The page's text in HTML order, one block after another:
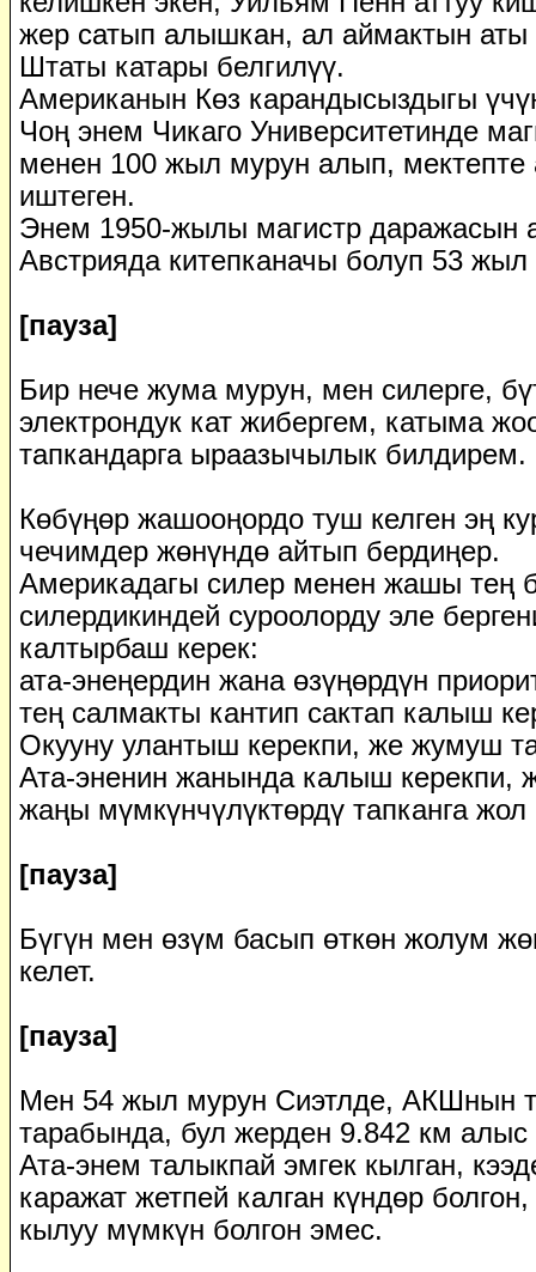
жер сатып алышкан, ал аймактын аты
Штаты катары белгилүү.
Американын Көз карандысыздыгы
Чоң энем Чикаго Университетинде
менен 100 жыл мурун алып, мектепте
иштеген.
Энем 1950-жылы магистр
Австрияда китепканачы болуп 53 жыл
[пауза]
Бир нече жума мурун, мен силерге,
электрондук кат жибергем, катыма
тапкандарга ыраазычылык билдирем.
Көбүңөр жашооңордо туш келген эң
чечимдер жөнүндө айтып бердиңер.
Америкадагы силер менен жашы тең
силердикиндей суроолорду эле
калтырбаш керек:
ата-энеңердин жана өзүңөрдүн
тең салмакты кантип сактап калыш
Окууну улантыш керекпи, же жумуш
Ата-эненин жанында калыш керекпи,
жаңы мүмкүнчүлүктөрдү тапканга
[пауза]
Бүгүн мен өзүм басып өткөн жолум
келет.
[пауза]
Мен 54 жыл мурун Сиэтлде, АКШнын
тарабында, бул жерден 9.842 км алыс
Ата-энем талыкпай эмгек кылган,
каражат жетпей калган күндөр
кылуу мүмкүн болгон эмес.